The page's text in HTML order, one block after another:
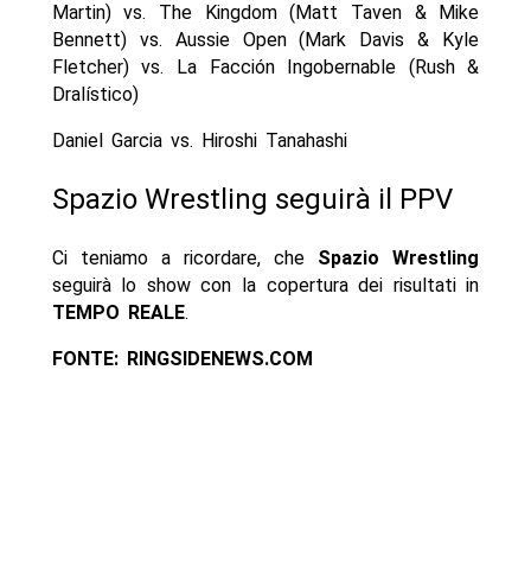
Martin) vs. The Kingdom (Matt Taven & Mike
Bennett) vs. Aussie Open (Mark Davis & Kyle
Fletcher) vs. La Facción Ingobernable (Rush &
Dralístico)
Daniel Garcia vs. Hiroshi Tanahashi
Spazio Wrestling seguirà il PPV
Ci teniamo a ricordare, che Spazio Wrestling
seguirà lo show con la copertura dei risultati in
TEMPO REALE.
FONTE: RINGSIDENEWS.COM